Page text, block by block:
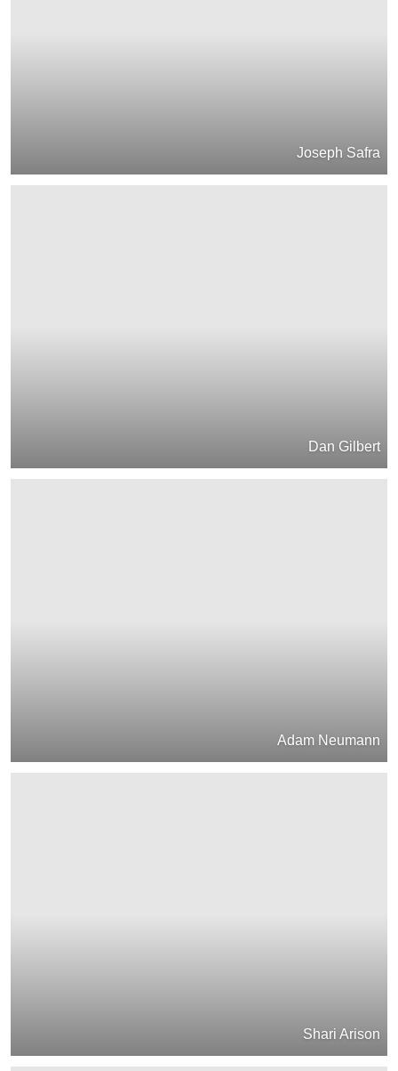
Joseph Safra
Dan Gilbert
Adam Neumann
Shari Arison